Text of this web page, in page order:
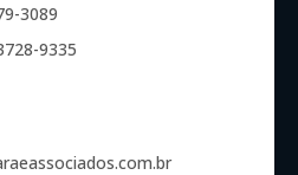
3089
9335